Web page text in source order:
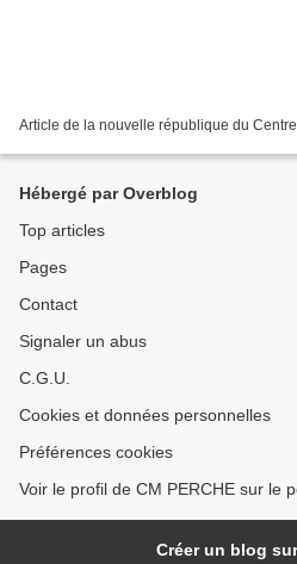
Article de la nouvelle république du Centre
Hébergé par Overblog
Top articles
Pages
Contact
Signaler un abus
C.G.U.
Cookies et données personnelles
Préférences cookies
Voir le profil de CM PERCHE sur le
Créer un blog